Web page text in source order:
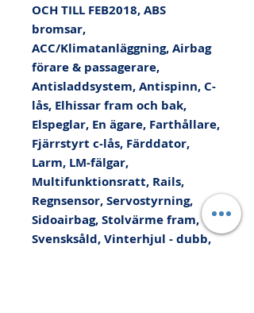
OCH TILL FEB2018, ABS
bromsar,
ACC/Klimatanläggning, Airbag
förare & passagerare,
Antisladdsystem, Antispinn, C-
lås, Elhissar fram och bak,
Elspeglar, En ägare, Farthållare,
Fjärrstyrt c-lås, Färddator,
Larm, LM-fälgar,
Multifunktionsratt, Rails,
Regnsensor, Servostyrning,
Sidoairbag, Stolvärme fram,
Svensksåld, Vinterhjul - dubb,